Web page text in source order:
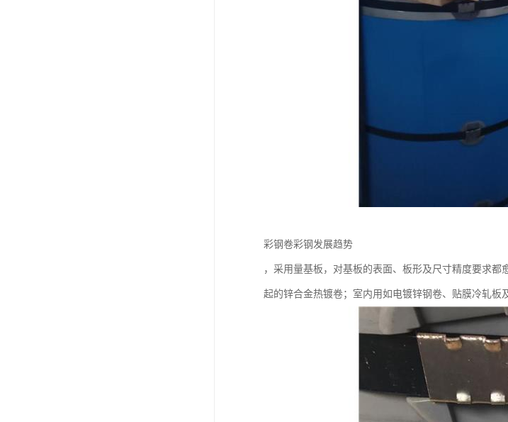
彩钢卷彩钢发展趋势
，采用量基板，对基板的表面、板形及尺寸精度要求
起的锌合金热镀卷；室内用如电镀锌钢卷、贴膜冷轧板